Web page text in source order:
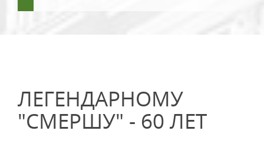
ЛЕГЕНДАРНОМУ
"СМЕРШУ" - 60 ЛЕТ